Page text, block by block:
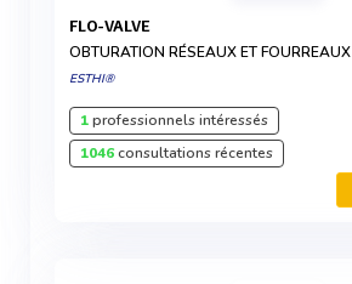
FLO-VALVE
OBTURATION RÉSEAUX ET FOURREAUX
ESTHI®
1professionnels intéressés
1046consultations récentes